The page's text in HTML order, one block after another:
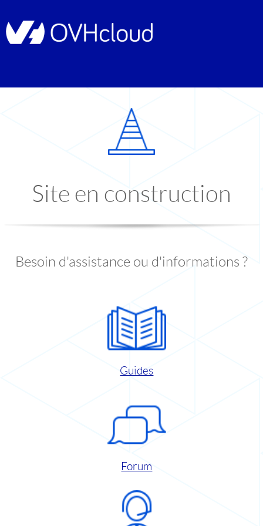
Site en construction
Besoin d'assistance ou d'informations ?
Guides
Forum